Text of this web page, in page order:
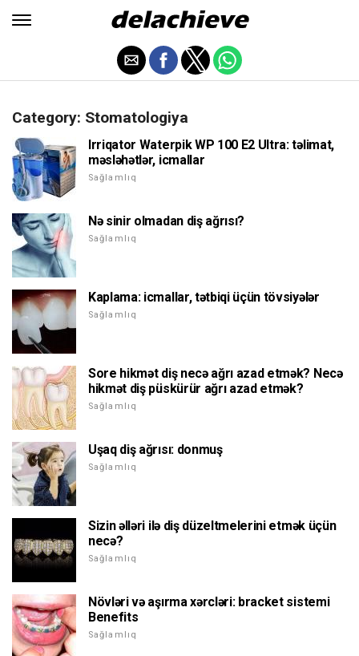
Category: Stomatologiya
Irriqator Waterpik WP 100 E2 Ultra: təlimat,
məsləhətlər, icmallar
Sağlamlıq
Nə sinir olmadan diş ağrısı?
Sağlamlıq
Kaplama: icmallar, tətbiqi üçün tövsiyələr
Sağlamlıq
Sore hikmət diş necə ağrı azad etmək? Necə
hikmət diş püskürür ağrı azad etmək?
Sağlamlıq
Uşaq diş ağrısı: donmuş
Sağlamlıq
Sizin əlləri ilə diş düzeltmelerini etmək üçün
necə?
Sağlamlıq
Növləri və aşırma xərcləri: bracket sistemi
Benefits
Sağlamlıq